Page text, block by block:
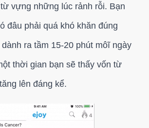
vựng những lúc rảnh rỗi. Bạn
đâu phải quá khó khăn đúng
ra tầm 15-20 phút môĩ ngày
thời gian bạn sẽ thấy vốn từ
lên đáng kể.